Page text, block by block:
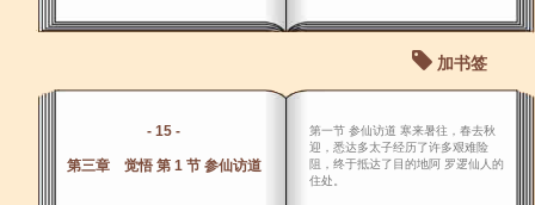
加书签
- 15 -
第三章 觉悟 第 1 节 参仙访道
第一节 参仙访道 寒来暑往，春去秋
迎，悉达多太子经历了许多艰难险
阻，终于抵达了目的地阿 罗逻仙人的
住处。